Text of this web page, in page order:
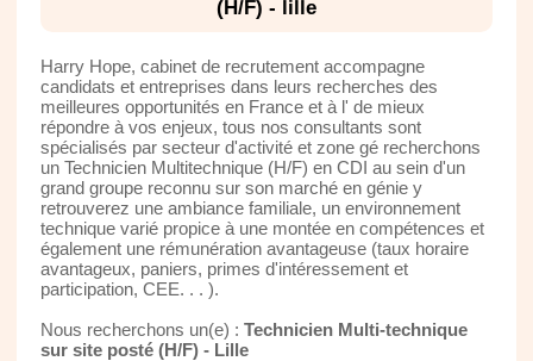
(H/F) - lille
Harry Hope, cabinet de recrutement accompagne
candidats et entreprises dans leurs recherches des
meilleures opportunités en France et à l' de mieux
répondre à vos enjeux, tous nos consultants sont
spécialisés par secteur d'activité et zone gé recherchons
un Technicien Multitechnique (H/F) en CDI au sein d'un
grand groupe reconnu sur son marché en génie y
retrouverez une ambiance familiale, un environnement
technique varié propice à une montée en compétences et
également une rémunération avantageuse (taux horaire
avantageux, paniers, primes d'intéressement et
participation, CEE. . . ).
Nous recherchons un(e) : Technicien Multi-technique
sur site posté (H/F) - Lille